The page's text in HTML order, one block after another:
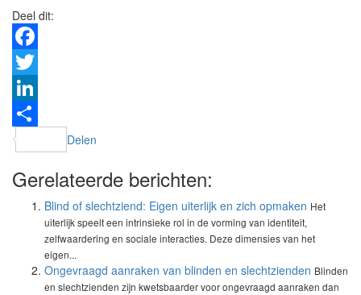
Deel dit:
Facebook
Twitter
LinkedIn
Delen
Gerelateerde berichten:
Blind of slechtziend: Eigen uiterlijk en zich opmaken Het
uiterlijk speelt een intrinsieke rol in de vorming van identiteit,
zelfwaardering en sociale interacties. Deze dimensies van het
eigen...
Ongevraagd aanraken van blinden en slechtzienden Blinden
en slechtzienden zijn kwetsbaarder voor ongevraagd aanraken dan